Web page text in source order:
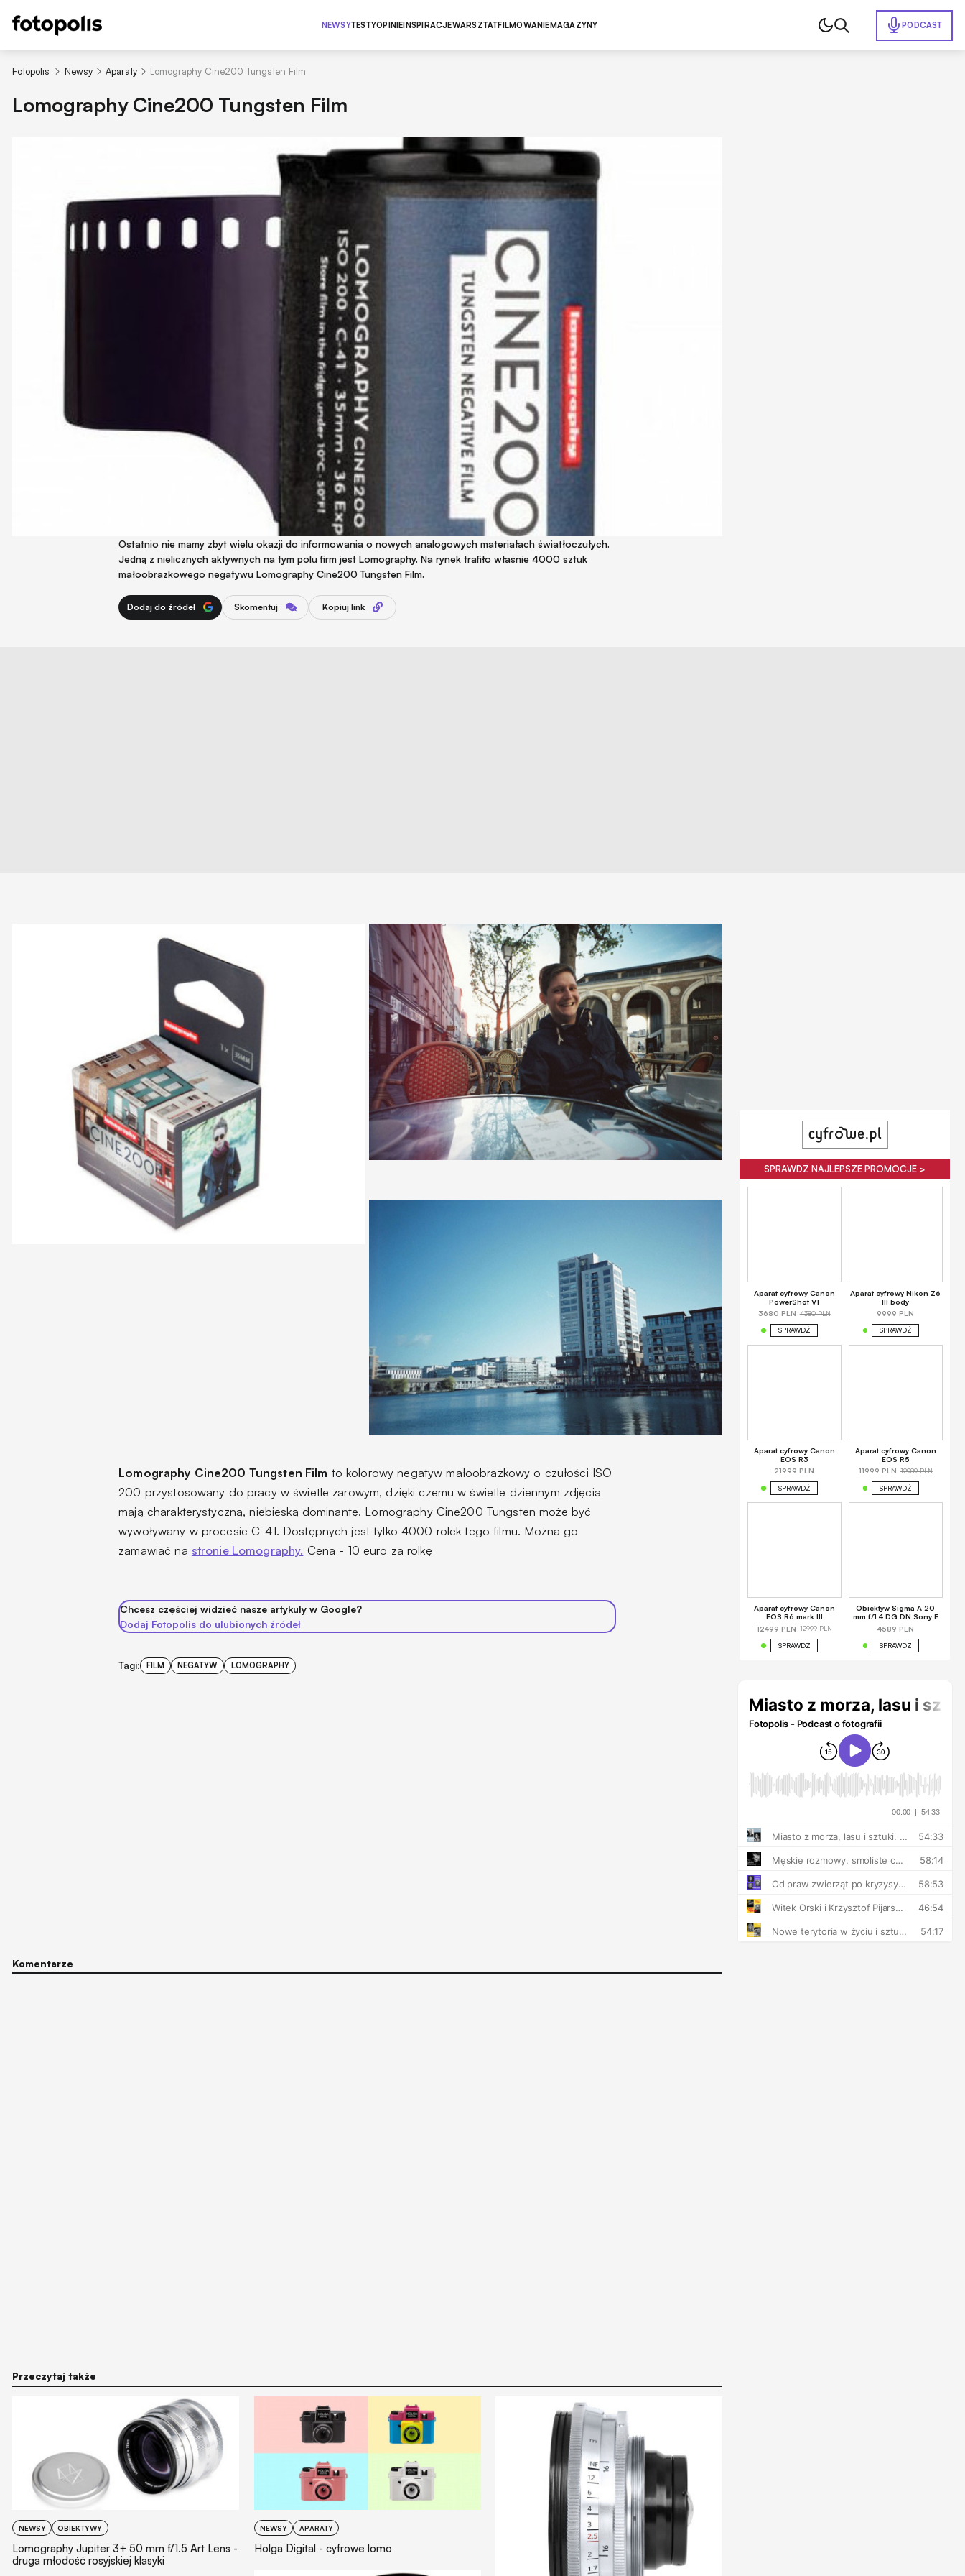
NEWSYTESTYOPINIEINSPIRACJEWARSZTATFILMOWANIEMAGAZYNY PODCAST
Fotopolis Newsy Aparaty Lomography Cine200 Tungsten Film
Lomography Cine200 Tungsten Film
Ostatnio nie mamy zbyt wielu okazji do informowania o nowych analogowych materiałach światłoczułych.
Jedną z nielicznych aktywnych na tym polu firm jest Lomography. Na rynek trafiło właśnie 4000 sztuk
małoobrazkowego negatywu Lomography Cine200 Tungsten Film.
Dodaj do źródeł Skomentuj Kopiuj link
Lomography Cine200 Tungsten Film to kolorowy negatyw małoobrazkowy o czułości ISO
200 przystosowany do pracy w świetle żarowym, dzięki czemu w świetle dziennym zdjęcia
mają charakterystyczną, niebieską dominantę. Lomography Cine200 Tungsten może być
wywoływany w procesie C-41. Dostępnych jest tylko 4000 rolek tego filmu. Można go
zamawiać na stronie Lomography. Cena - 10 euro za rolkę
Chcesz częściej widzieć nasze artykuły w Google?
Dodaj Fotopolis do ulubionych źródeł
Tagi: FILM NEGATYW LOMOGRAPHY
Komentarze
Przeczytaj także
NEWSY OBIEKTYWY
Lomography Jupiter 3+ 50 mm f/1.5 Art Lens -
druga młodość rosyjskiej klasyki
NEWSY APARATY
Holga Digital - cyfrowe lomo
SPRAWDŹ NAJLEPSZE PROMOCJE >
Aparat cyfrowy Canon
PowerShot V1
3680 PLN 4380 PLN
SPRAWDŹ
Aparat cyfrowy Nikon Z6
III body
9999 PLN
SPRAWDŹ
Aparat cyfrowy Canon
EOS R3
21999 PLN
SPRAWDŹ
Aparat cyfrowy Canon
EOS R5
11999 PLN 12989 PLN
SPRAWDŹ
Aparat cyfrowy Canon
EOS R6 mark III
12499 PLN 12999 PLN
SPRAWDŹ
Obiektyw Sigma A 20
mm f/1.4 DG DN Sony E
4589 PLN
SPRAWDŹ